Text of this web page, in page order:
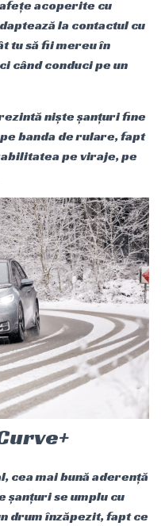
acoperite cu
la contactul cu
tu să fii mereu în
când conduci pe un
niște șanțuri fine
banda de rulare, fapt
pe viraje, pe
cea mai bună aderență
șanțuri se umplu cu
drum înzăpezit, fapt ce